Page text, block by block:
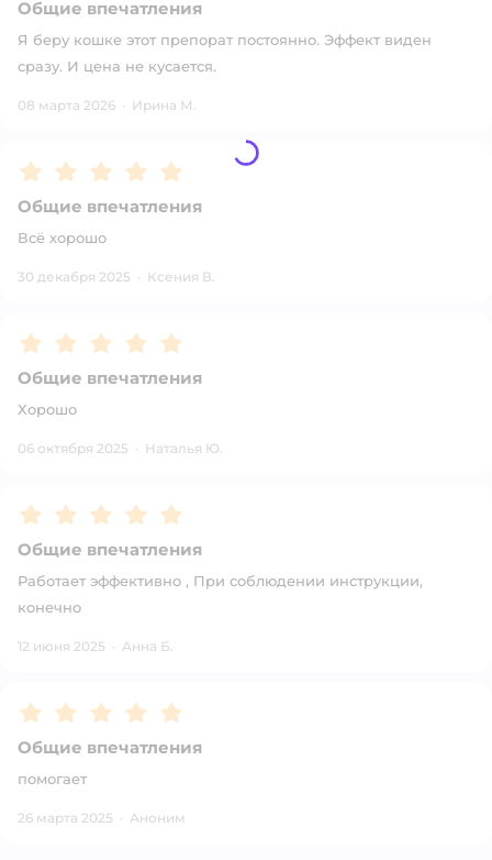
Общие впечатления
Я беру кошке этот препорат постоянно. Эффект виден
сразу. И цена не кусается.
08 марта 2026 · Ирина М.
Рейтинг:5
Общие впечатления
Всё хорошо
30 декабря 2025 · Ксения В.
Рейтинг:5
Общие впечатления
Хорошо
06 октября 2025 · Наталья Ю.
Рейтинг:5
Общие впечатления
Работает эффективно , При соблюдении инструкции,
конечно
12 июня 2025 · Анна Б.
Рейтинг:5
Общие впечатления
помогает
26 марта 2025 · Аноним